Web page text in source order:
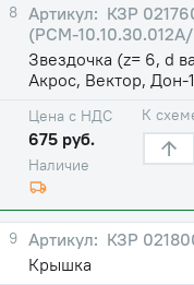
8
КЗР
(РСМ-
Звездочка (z= 6, d
Акрос, Вектор,
Наличие
Цена с НДС
675 руб.
К
9
КЗР
Крышка